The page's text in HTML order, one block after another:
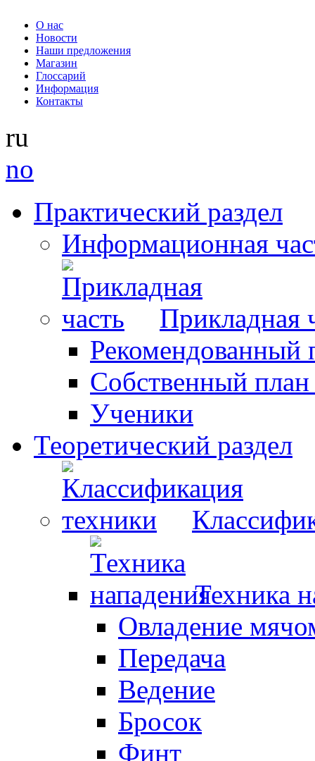
О нас
Новости
Наши предложения
Магазин
Глоссарий
Информация
Контакты
ru
no
Практический раздел
Информационная
Прикладная
Рекомендованный
Собственный
Ученики
Теоретический раздел
Техника
Овладение
Передача
Ведение
Бросок
Финт